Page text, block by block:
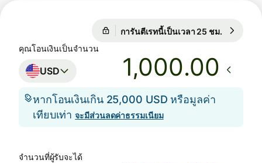
การันตีเรทนี้เป็นเวลา 25 ชม.
การันตีเรทนี้เป็นเวลา 25 ชม.
คุณโอนเงินเป็นจำนวน
USD .00
หากโอนเงินเกิน 25,000 USD หรือมูลค่า
เทียบเท่าจะมีส่วนลดค่าธรรมเนียม
จำนวนที่ผู้รับจะได้